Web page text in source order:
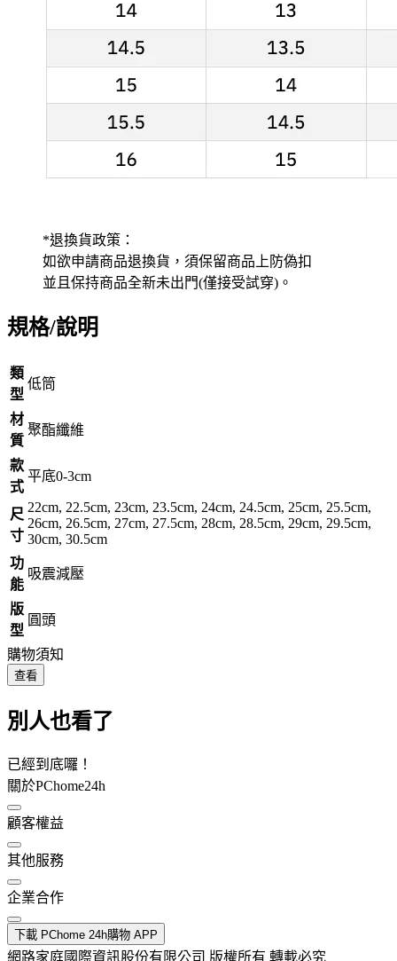
*退換貨政策：
如欲申請商品退換貨，須保留商品上防偽扣
並且保持商品全新未出門(僅接受試穿)。
規格/說明
類
型
低筒
材
質
聚酯纖維
款
式
平底0-3cm
尺
寸
22cm, 22.5cm, 23cm, 23.5cm, 24cm, 24.5cm, 25cm, 25.5cm,
26cm, 26.5cm, 27cm, 27.5cm, 28cm, 28.5cm, 29cm, 29.5cm,
30cm, 30.5cm
功
能
吸震減壓
版
型
圓頭
購物須知
查看
別人也看了
已經到底囉！
關於PChome24h
顧客權益
其他服務
企業合作
下載 PChome 24h購物 APP
網路家庭國際資訊股份有限公司 版權所有 轉載必究